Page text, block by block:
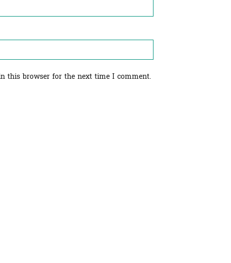
this browser for the next time I comment.